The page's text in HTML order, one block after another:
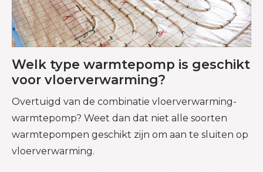
Welk type warmtepomp is geschikt
voor vloerverwarming?
Overtuigd van de combinatie vloerverwarming-
warmtepomp? Weet dan dat niet alle soorten
warmtepompen geschikt zijn om aan te sluiten op
vloerverwarming.